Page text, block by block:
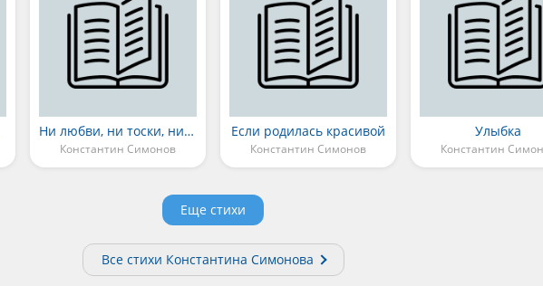
Ни любви, ни тоски, ни жалости
Константин Симонов
Если родилась красивой
Константин Симонов
Улыбка
Константин
Еще стихи
Все стихи Константина Симонова